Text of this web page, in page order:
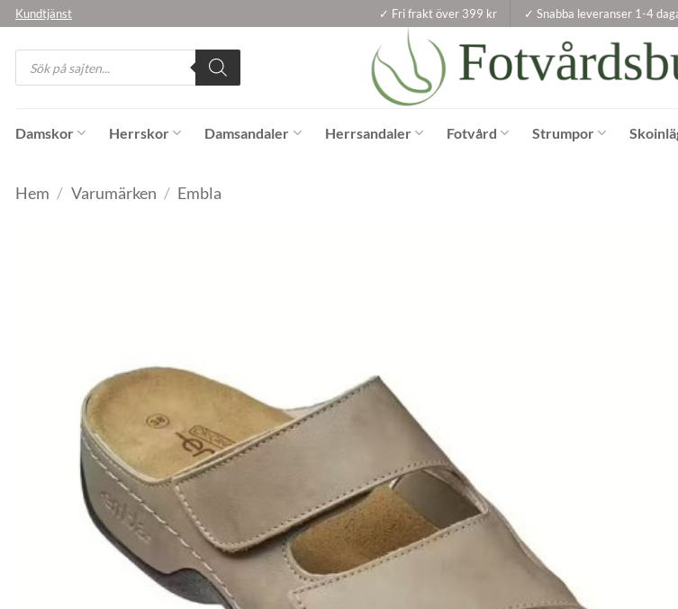
Skip
content
Kundtjänst ✓ Fri frakt över 399 kr ✓ Snabba leveranser 1-4
Products
search
Damskor Herrskor Damsandaler Herrsandaler Fotvård Strumpor
Hem / Varumärken / Embla